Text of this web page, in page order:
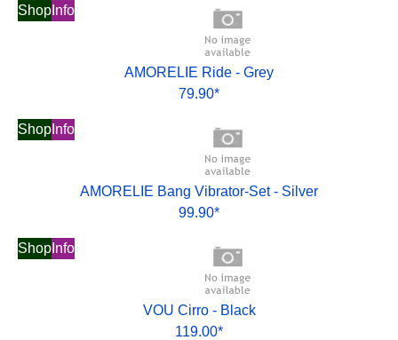
Shop Info
AMORELIE Ride - Grey
79.90*
Shop Info
AMORELIE Bang Vibrator-Set - Silver
99.90*
Shop Info
VOU Cirro - Black
119.00*